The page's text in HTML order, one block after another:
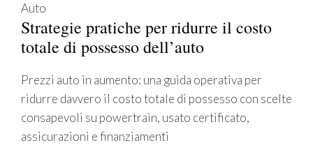
Auto
Strategie pratiche per ridurre il costo
totale di possesso dell’auto
Prezzi auto in aumento: una guida operativa per
ridurre davvero il costo totale di possesso con scelte
consapevoli su powertrain, usato certificato,
assicurazioni e finanziamenti